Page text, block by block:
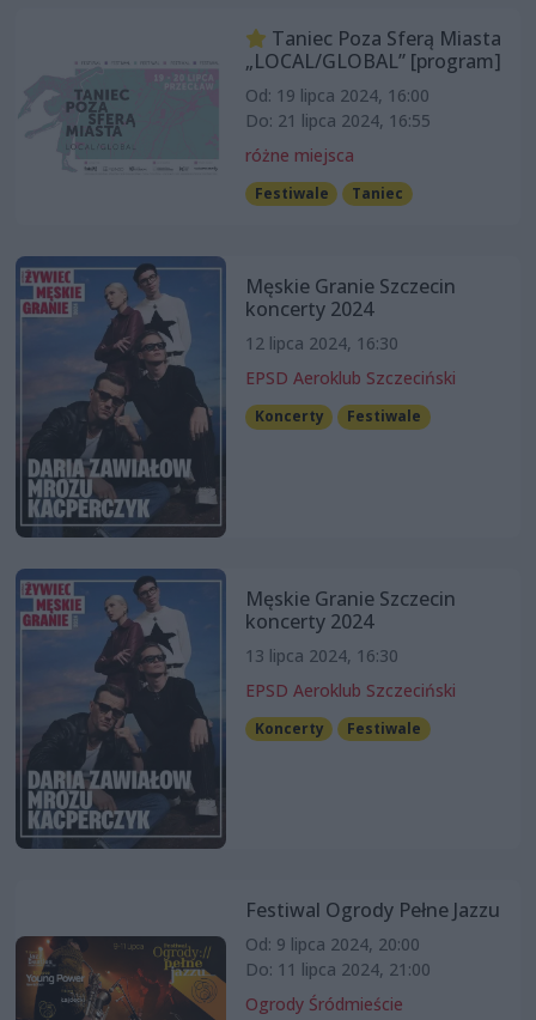
Taniec Poza Sferą Miasta
„LOCAL/GLOBAL” [program]
Od: 19 lipca 2024, 16:00
Do: 21 lipca 2024, 16:55
różne miejsca
Festiwale Taniec
Męskie Granie Szczecin
koncerty 2024
12 lipca 2024, 16:30
EPSD Aeroklub Szczeciński
Koncerty Festiwale
Męskie Granie Szczecin
koncerty 2024
13 lipca 2024, 16:30
EPSD Aeroklub Szczeciński
Koncerty Festiwale
Festiwal Ogrody Pełne Jazzu
Od: 9 lipca 2024, 20:00
Do: 11 lipca 2024, 21:00
Ogrody Śródmieście